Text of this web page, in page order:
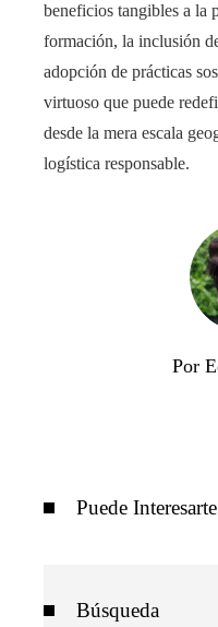
beneficios tangibles a la
formación, la inclusión
adopción de prácticas
virtuoso que puede
desde la mera escala
logística responsable.
Por
Puede Interesarte
Búsqueda